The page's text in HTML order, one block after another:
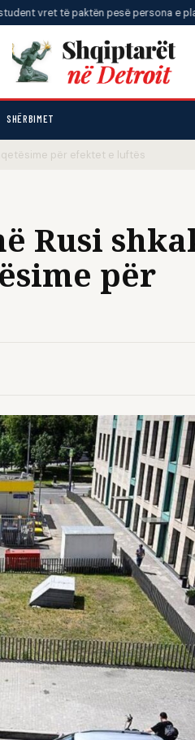
paktën pesë persona e plagos mbi
SHËRBIMET
për efektet e luftës
Rusi
për